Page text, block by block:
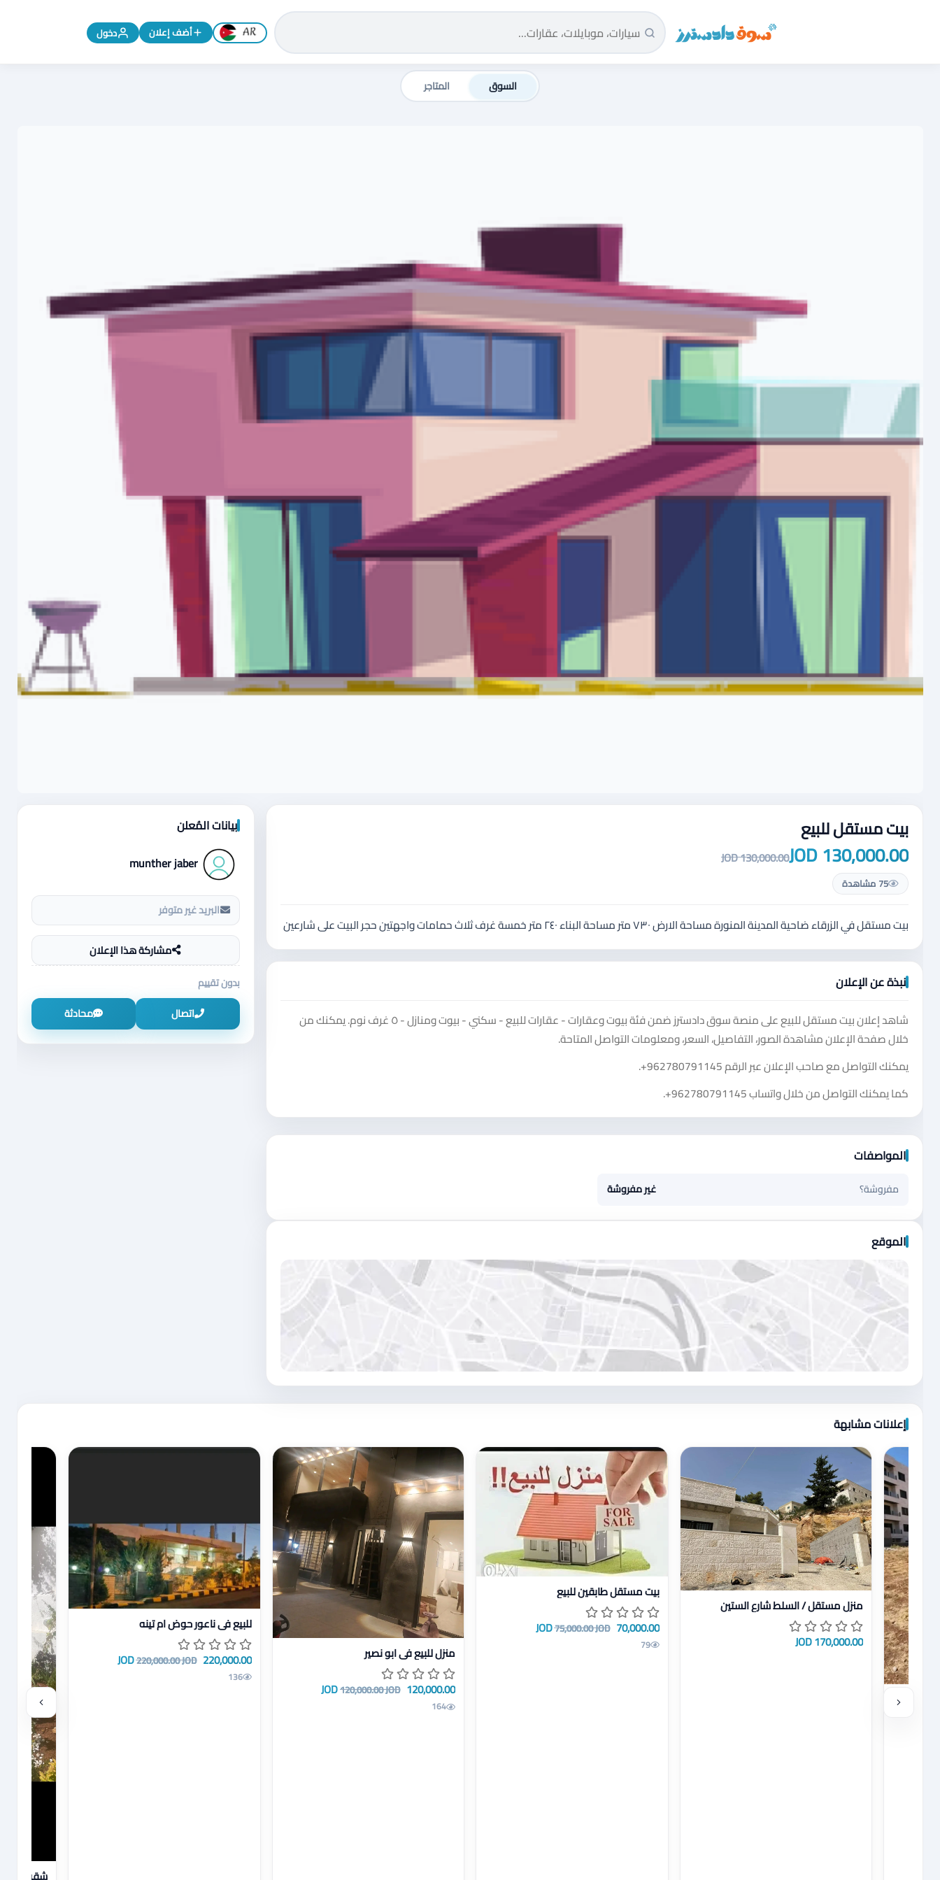
سوق دادسترز الرئيسية تغيير اللغة إلى الإنجليزية
أضف إعلان دخول
السوق المتاجر
بيت مستقل للبيع
130,000.00 JOD
130,000.00 JOD
75 مشاهدة
بيت مستقل في الزرقاء ضاحية المدينة المنورة مساحة الارض ٧٣٠ متر مساحة البناء ٢٤٠ متر خمسة غرف ثلاث حمامات واجهتين حجر البيت على شارعين
نبذة عن الإعلان
شاهد إعلان بيت مستقل للبيع على منصة سوق دادسترز ضمن فئة بيوت وعقارات - عقارات للبيع - سكني - بيوت ومنازل - ٥ غرف نوم. يمكنك من
خلال صفحة الإعلان مشاهدة الصور، التفاصيل، السعر، ومعلومات التواصل المتاحة.
يمكنك التواصل مع صاحب الإعلان عبر الرقم+962780791145
.
كما يمكنك التواصل من خلال واتساب+962780791145
.
المواصفات
مفروشة؟ غير مفروشة
الموقع
اضغط لتحميل الموقع
بيانات المُعلن
munther jaber
البريد غير متوفر
مشاركة هذا الإعلان
بدون تقييم
اتصال
محادثة
إعلانات مشابهة
عرض تفاصيل منزل مستقل / السلط شارع الستين
منزل مستقل / السلط شارع الستين
170,000.00 JOD
عرض تفاصيل بيت مستقل طابقين للبيع
بيت مستقل طابقين للبيع
70,000.00 JOD
75,000.00 JOD
79 عرض تفاصيل منزل للبيع في ابو نصير
منزل للبيع في ابو نصير
120,000.00 JOD
120,000.00 JOD
164
عرض تفاصيل للبيع في ناعور حوض ام تينه
للبيع في ناعور حوض ام تينه
220,000.00 JOD
220,000.00 JOD
136
عرض
شقة